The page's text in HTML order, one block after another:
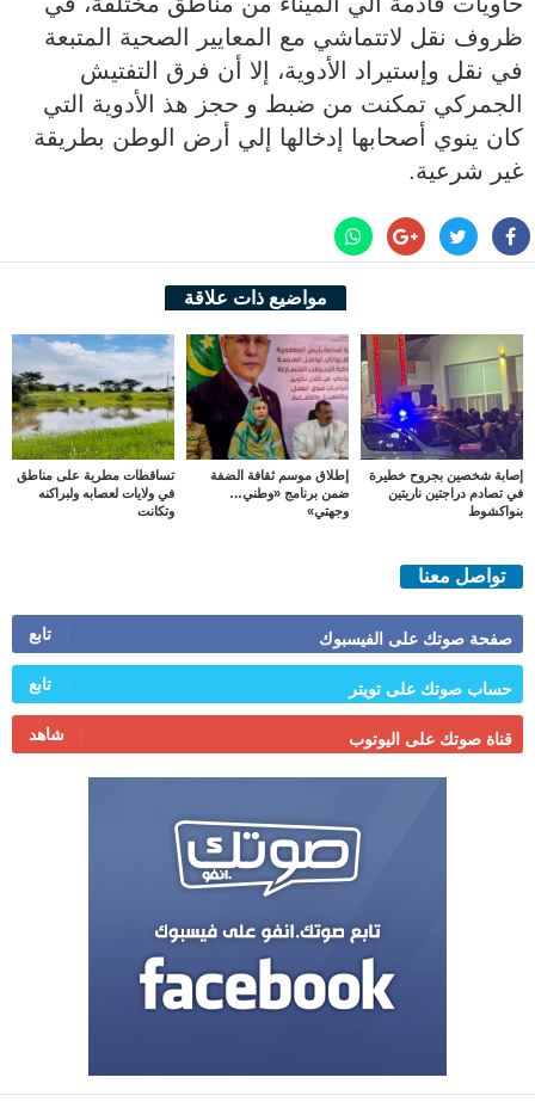
ظروف نقل لاتتماشي مع المعايير الصحية المتبعة
في نقل وإستيراد الأدوية، إلا أن فرق التفتيش
الجمركي تمكنت من ضبط و حجز هذ الأدوية التي
كان ينوي أصحابها إدخالها إلي أرض الوطن بطريقة
غير شرعية.
مواضيع ذات علاقة
إصابة شخصين بجروح خطيرة
في تصادم دراجتين ناريتين
بنواكشوط
إطلاق موسم ثقافة الضفة
ضمن برنامج «وطني…
وجهتي»
تساقطات مطرية على مناطق
في ولايات لعصابه ولبراكنه
وتكانت
تواصل معنا
صفحة صوتك على الفيسبوك تابع
حساب صوتك على تويتر تابع
قناة صوتك على اليوتوب شاهد